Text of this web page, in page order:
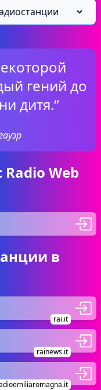
гений до
дитя.“
Web
в
rai.it
rainews.it